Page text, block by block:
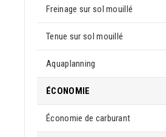
Freinage sur sol mouillé
Tenue sur sol mouillé
Aquaplanning
ÉCONOMIE
Économie de carburant